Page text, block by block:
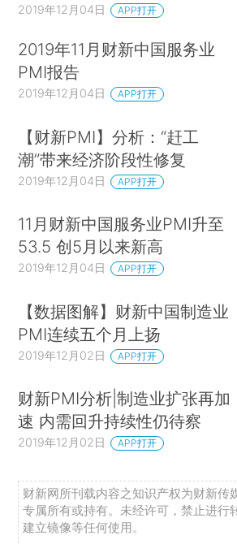
2019年12月04日 APP打开
2019年11月财新中国服务业
PMI报告
2019年12月04日 APP打开
【财新PMI】分析：“赶工
潮”带来经济阶段性修复
2019年12月04日 APP打开
11月财新中国服务业PMI升至
53.5 创5月以来新高
2019年12月04日 APP打开
【数据图解】财新中国制造业
PMI连续五个月上扬
2019年12月02日 APP打开
财新PMI分析|制造业扩张再加
速 内需回升持续性仍待察
2019年12月02日 APP打开
财新网所刊载内容之知识产权为财新传
专属所有或持有。未经许可，禁止进行
建立镜像等任何使用。